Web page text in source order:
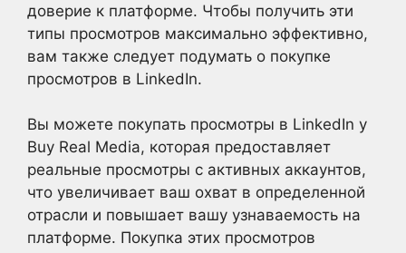
доверие к платформе. Чтобы получить эти
типы просмотров максимально эффективно,
вам также следует подумать о покупке
просмотров в LinkedIn.
Вы можете покупать просмотры в LinkedIn у
Buy Real Media, которая предоставляет
реальные просмотры с активных аккаунтов,
что увеличивает ваш охват в определенной
отрасли и повышает вашу узнаваемость на
платформе. Покупка этих просмотров